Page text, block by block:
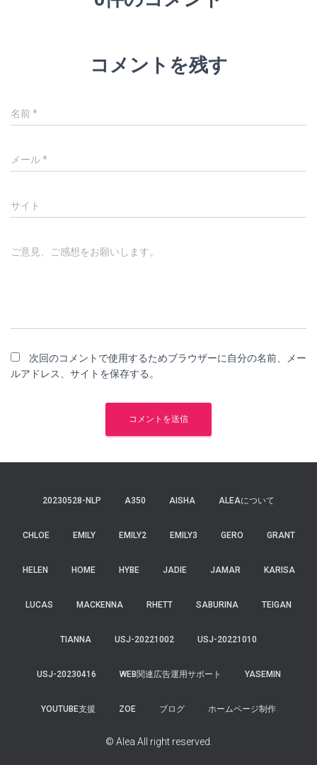
コメントを残す
名前*
メール*
サイト
ご意見、ご感想をお願いします。
次回のコメントで使用するためブラウザーに自分の名前、メー
ルアドレス、サイトを保存する。
20230528-NLP A350 AISHA ALEAについて
CHLOE EMILY EMILY2 EMILY3 GERO GRANT
HELEN HOME HYBE JADIE JAMAR KARISA
LUCAS MACKENNA RHETT SABURINA TEIGAN
TIANNA USJ-20221002 USJ-20221010
USJ-20230416 WEB関連広告運用サポート YASEMIN
YOUTUBE支援 ZOE ブログ ホームページ制作
© Alea All right reserved.